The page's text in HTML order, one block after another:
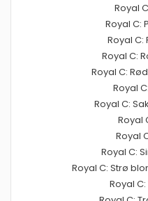
Royal
Royal C:
Royal C:
Royal C:
Royal C:
Royal
Royal C:
Royal
Royal
Royal C:
Royal C: Strø
Royal